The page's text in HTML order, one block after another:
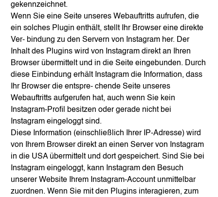
gekennzeichnet.
Wenn Sie eine Seite unseres Webauftritts aufrufen, die
ein solches Plugin enthält, stellt Ihr Browser eine direkte
Ver- bindung zu den Servern von Instagram her. Der
Inhalt des Plugins wird von Instagram direkt an Ihren
Browser übermittelt und in die Seite eingebunden. Durch
diese Einbindung erhält Instagram die Information, dass
Ihr Browser die entspre- chende Seite unseres
Webauftritts aufgerufen hat, auch wenn Sie kein
Instagram-Profil besitzen oder gerade nicht bei
Instagram eingeloggt sind.
Diese Information (einschließlich Ihrer IP-Adresse) wird
von Ihrem Browser direkt an einen Server von Instagram
in die USA übermittelt und dort gespeichert. Sind Sie bei
Instagram eingeloggt, kann Instagram den Besuch
unserer Website Ihrem Instagram-Account unmittelbar
zuordnen. Wenn Sie mit den Plugins interagieren, zum